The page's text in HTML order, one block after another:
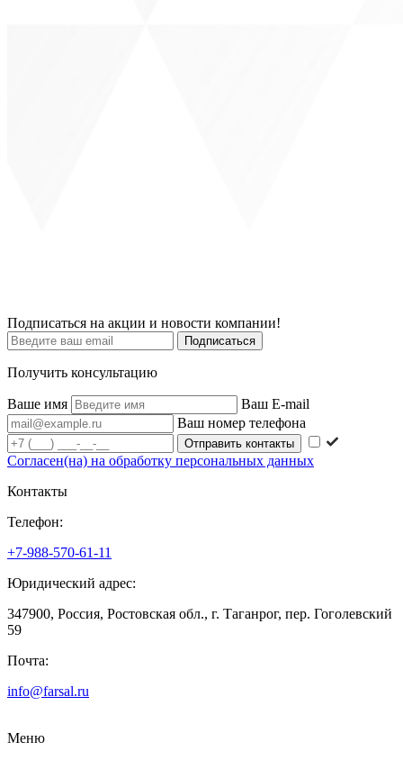
Подписаться на акции и новости компании!
Подписаться
Получить консультацию
Ваше имя
Ваш E-mail
Ваш номер телефона
Согласен(на) на обработку персональных данных
Контакты
Телефон:
+7-988-570-61-11
Юридический адрес:
347900, Россия, Ростовская обл., г. Таганрог, пер. Гоголевский
59
Почта:
info@farsal.ru
Меню